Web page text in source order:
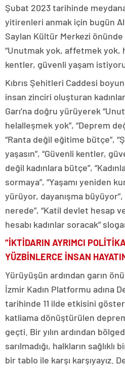
Şubat 2023 tarihinde
yitirenleri anmak için bugün
Saylan Kültür Merkezi önünde
“Unutmak yok, affetmek yok,
kentler, güvenli yaşam
Kıbrıs Şehitleri Caddesi
insan zinciri oluşturan
Garı’na doğru yürüyerek
helalleşmek yok”, “Deprem
“Ranta değil eğitime bütçe”,
yaşasın”, “Güvenli kentler,
değil kadınlara bütçe”,
sormaya”, “Yaşamı yeniden
yürüyor, dayanışma
nerede”, “Katil devlet hesap
hesabı kadınlar soracak”
“İKTİDARIN AYRIMCI
YÜZBİNLERCE İNSAN
Yürüyüşün ardından garın
İzmir Kadın Platformu adına
tarihinde 11 ilde etkisini
katliama dönüştürülen
geçti. Bir yılın ardından
sarılmadığı, halkların sağlıklı
bir tablo ile karşı karşıyayız.